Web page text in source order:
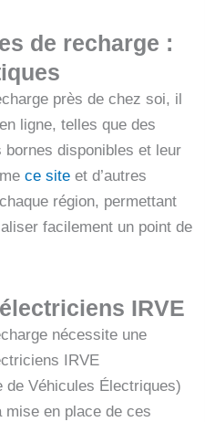
de recharge :
près de chez soi, il
ligne, telles que des
disponibles et leur
ce site et d’autres
région, permettant
facilement un point de
IRVE
nécessite une
IRVE
Véhicules Électriques)
mise en place de ces